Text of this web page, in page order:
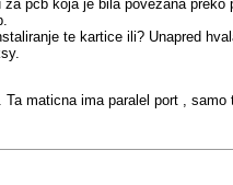
pcb koja je bila povezana preko
te kartice ili? Unapred
maticna ima paralel port , samo